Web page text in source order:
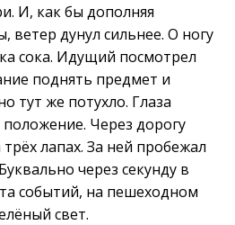
И, как бы дополняя
ветер дунул сильнее. О ногу
сока. Идущий посмотрел
поднять предмет и
тут же потухло. Глаза
Через дорогу
лапах. За ней пробежал
через секунду в
событий, на пешеходном
свет.